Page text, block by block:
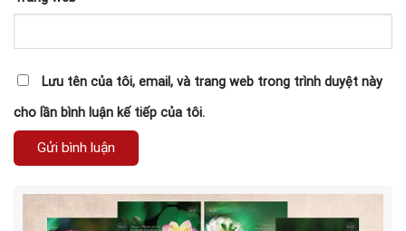
Lưu tên của tôi, email, và trang web trong trình duyệt này
cho lần bình luận kế tiếp của tôi.